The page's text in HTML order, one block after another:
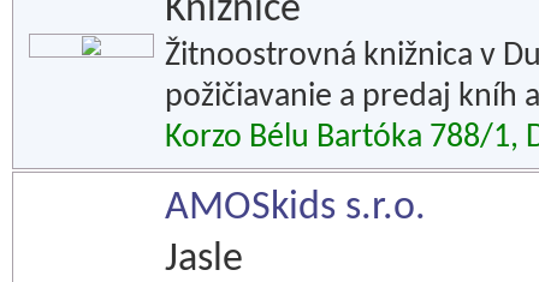
Knižnice
Žitnoostrovná knižnica v
požičiavanie a predaj kníh
Korzo Bélu Bartóka 788/1,
AMOSkids s.r.o.
Jasle